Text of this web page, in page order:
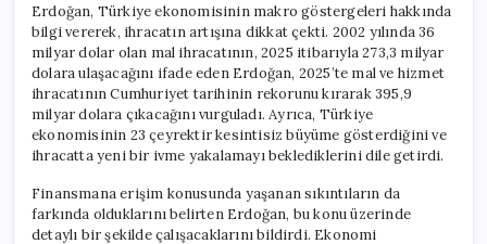
Erdoğan, Türkiye ekonomisinin makro göstergeleri hakkında
bilgi vererek, ihracatın artışına dikkat çekti. 2002 yılında 36
milyar dolar olan mal ihracatının, 2025 itibarıyla 273,3 milyar
dolara ulaşacağını ifade eden Erdoğan, 2025’te mal ve hizmet
ihracatının Cumhuriyet tarihinin rekorunu kırarak 395,9
milyar dolara çıkacağını vurguladı. Ayrıca, Türkiye
ekonomisinin 23 çeyrektir kesintisiz büyüme gösterdiğini ve
ihracatta yeni bir ivme yakalamayı beklediklerini dile getirdi.
Finansmana erişim konusunda yaşanan sıkıntıların da
farkında olduklarını belirten Erdoğan, bu konu üzerinde
detaylı bir şekilde çalışacaklarını bildirdi. Ekonomi